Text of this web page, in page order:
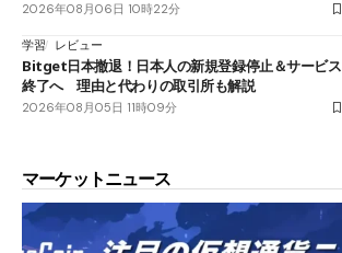
2026年08月06日 10時22分
学習 レビュー
Bitget日本撤退！日本人の新規登録停止＆サービス
終了へ 理由と代わりの取引所も解説
2026年08月05日 11時09分
マーケットニュース